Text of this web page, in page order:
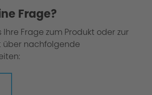
Frage?
Ihre Frage zum Produkt oder zur
über nachfolgende